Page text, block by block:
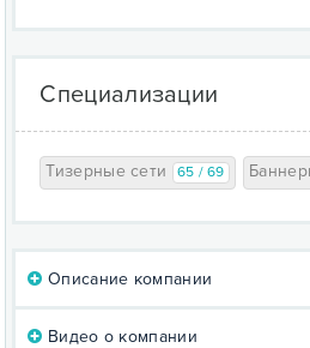
Специализации
Тизерные сети 65 / 69
Описание компании
Видео о компании